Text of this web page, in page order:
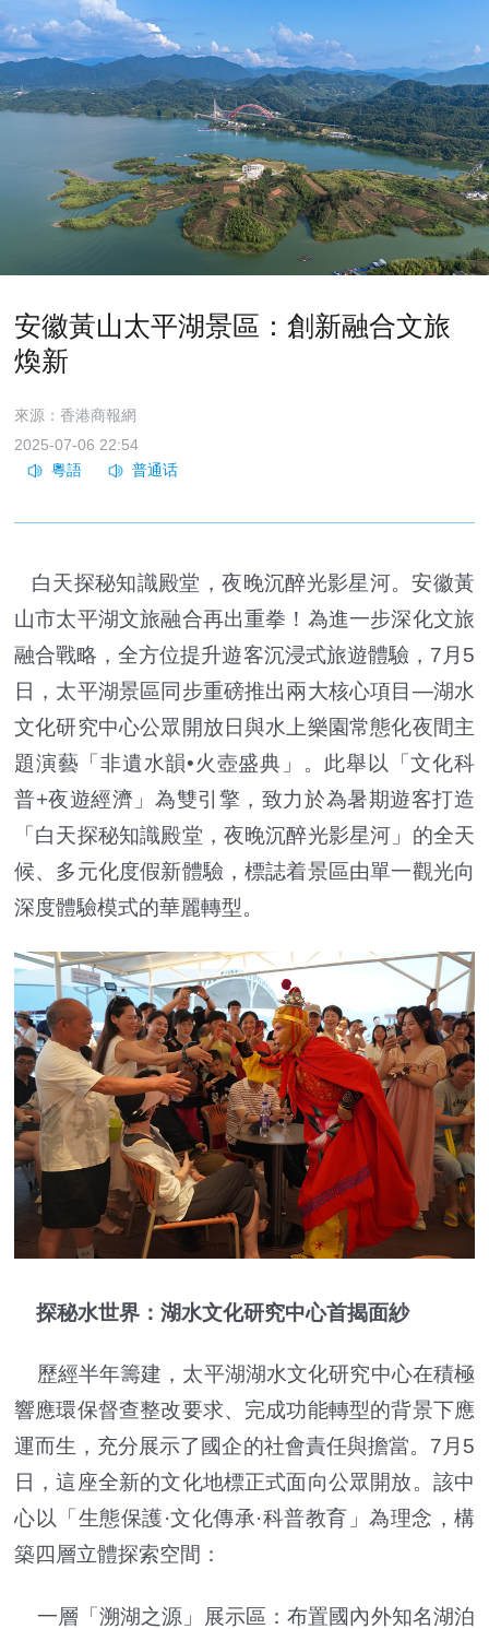
安徽黃山太平湖景區：創新融合文旅
煥新
來源：香港商報網
2025-07-06 22:54
白天探秘知識殿堂，夜晚沉醉光影星河。安徽黃
山市太平湖文旅融合再出重拳！為進一步深化文旅
融合戰略，全方位提升遊客沉浸式旅遊體驗，7月5
日，太平湖景區同步重磅推出兩大核心項目—湖水
文化研究中心公眾開放日與水上樂園常態化夜間主
題演藝「非遺水韻•火壺盛典」。此舉以「文化科
普+夜遊經濟」為雙引擎，致力於為暑期遊客打造
「白天探秘知識殿堂，夜晚沉醉光影星河」的全天
候、多元化度假新體驗，標誌着景區由單一觀光向
深度體驗模式的華麗轉型。
探秘水世界：湖水文化研究中心首揭面紗
歷經半年籌建，太平湖湖水文化研究中心在積極
響應環保督查整改要求、完成功能轉型的背景下應
運而生，充分展示了國企的社會責任與擔當。7月5
日，這座全新的文化地標正式面向公眾開放。該中
心以「生態保護·文化傳承·科普教育」為理念，構
築四層立體探索空間：
一層「溯湖之源」展示區：布置國內外知名湖泊